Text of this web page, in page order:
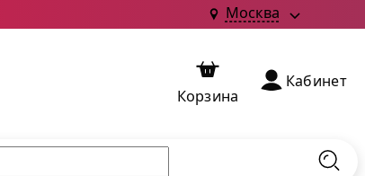
Москва
Корзина
Кабинет